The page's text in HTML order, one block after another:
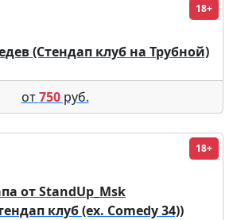
18+
(Стендап клуб на Трубной)
от750руб.
18+
от StandUp_Msk
клуб (ex. Comedy 34))